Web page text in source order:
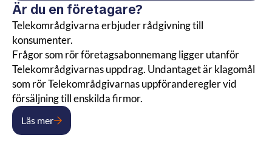
Är du en företagare?
Telekområdgivarna erbjuder rådgivning till
konsumenter.
Frågor som rör företagsabonnemang ligger utanför
Telekområdgivarnas uppdrag. Undantaget är klagomål
som rör Telekområdgivarnas uppföranderegler vid
försäljning till enskilda firmor.
Läs mer